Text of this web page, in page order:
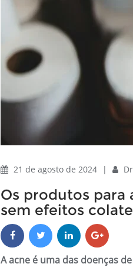
21 de agosto de 2024 |
Os produtos para
sem efeitos
A acne é uma das doenças